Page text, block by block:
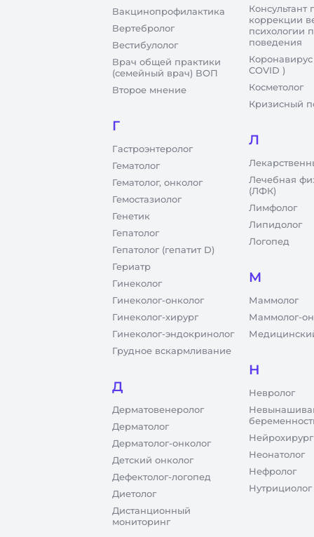
Вакцинопрофилактика
Вертебролог
Вестибулолог
Врач общей практики
(семейный врач) ВОП
Второе мнение
Г
Гастроэнтеролог
Гематолог
Гематолог, онколог
Гемостазиолог
Генетик
Гепатолог
Гепатолог (гепатит D)
Гериатр
Гинеколог
Гинеколог-онколог
Гинеколог-хирург
Гинеколог-эндокринолог
Грудное вскармливание
Д
Дерматовенеролог
Дерматолог
Дерматолог-онколог
Детский онколог
Дефектолог-логопед
Диетолог
Дистанционный
мониторинг
Консультант
коррекции
психологии
поведения
COVID )
Косметолог
Кризисный
Л
Лечебная
(ЛФК)
Лимфолог
Липидолог
Логопед
М
Маммолог
Маммолог-
Н
Невролог
Нейрохирург
Неонатолог
Нефролог
Нутрициолог